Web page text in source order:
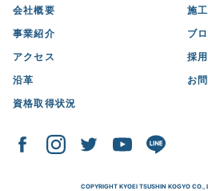
会社概要
事業紹介
アクセス
沿革
資格取得状況
施
ブ
採用
お
COPYRIGHT KYOEI TSUSHIN KOGYO CO.,